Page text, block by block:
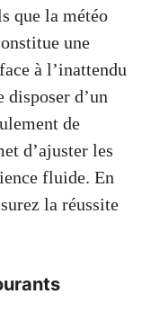
que la météo
une
à l’inattendu
disposer d’un
de
d’ajuster les
fluide. En
la réussite